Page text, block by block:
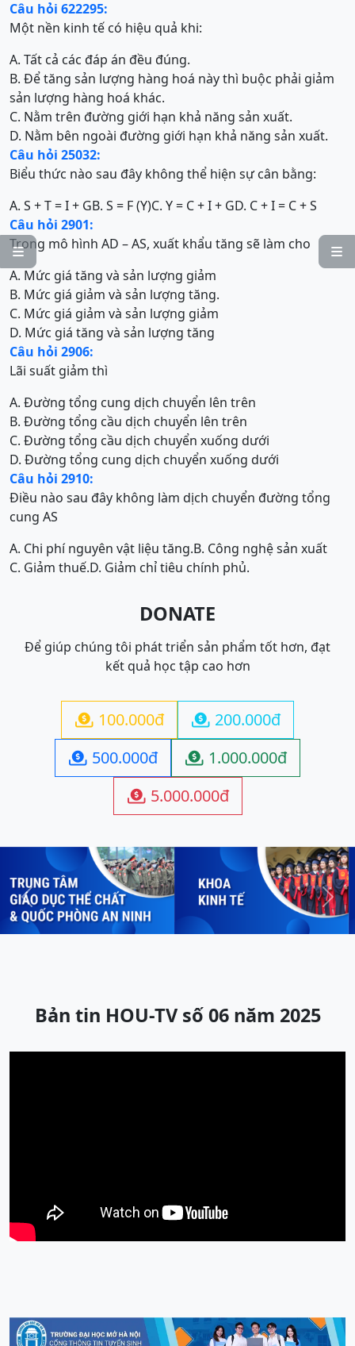


Câu hỏi 622295:
Một nền kinh tế có hiệu quả khi:
A. Tất cả các đáp án đều đúng.
B. Để tăng sản lượng hàng hoá này thì buộc phải giảm
sản lượng hàng hoá khác.
C. Nằm trên đường giới hạn khả năng sản xuất.
D. Nằm bên ngoài đường giới hạn khả năng sản xuất.
Câu hỏi 25032:
Biểu thức nào sau đây không thể hiện sự cân bằng:
A. S + T = I + GB. S = F (Y)C. Y = C + I + GD. C + I = C + S
Câu hỏi 2901:
Trong mô hình AD – AS, xuất khẩu tăng sẽ làm cho
A. Mức giá tăng và sản lượng giảm
B. Mức giá giảm và sản lượng tăng.
C. Mức giá giảm và sản lượng giảm
D. Mức giá tăng và sản lượng tăng
Câu hỏi 2906:
Lãi suất giảm thì
A. Đường tổng cung dịch chuyển lên trên
B. Đường tổng cầu dịch chuyển lên trên
C. Đường tổng cầu dịch chuyển xuống dưới
D. Đường tổng cung dịch chuyển xuống dưới
Câu hỏi 2910:
Điều nào sau đây không làm dịch chuyển đường tổng
cung AS
A. Chi phí nguyên vật liệu tăng.B. Công nghệ sản xuất
C. Giảm thuế.D. Giảm chỉ tiêu chính phủ.
DONATE
Để giúp chúng tôi phát triển sản phẩm tốt hơn, đạt
kết quả học tập cao hơn
 100.000đ  200.000đ
 500.000đ  1.000.000đ
 5.000.000đ
Previous Next
Bản tin HOU-TV số 06 năm 2025